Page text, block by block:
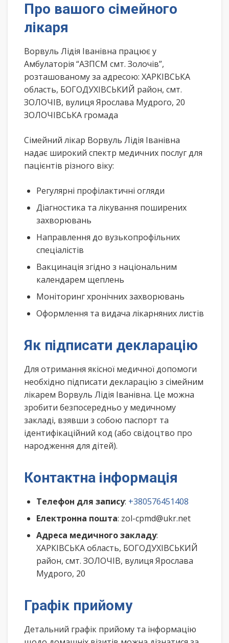
Про вашого сімейного
лікаря
Ворвуль Лідія Іванівна працює у
Амбулаторія “АЗПСМ смт. Золочів”,
розташованому за адресою: ХАРКІВСЬКА
область, БОГОДУХІВСЬКИЙ район, смт.
ЗОЛОЧІВ, вулиця Ярослава Мудрого, 20
ЗОЛОЧІВСЬКА громада
Сімейний лікар Ворвуль Лідія Іванівна
надає широкий спектр медичних послуг для
пацієнтів різного віку:
Регулярні профілактичні огляди
Діагностика та лікування поширених
захворювань
Направлення до вузькопрофільних
спеціалістів
Вакцинація згідно з національним
календарем щеплень
Моніторинг хронічних захворювань
Оформлення та видача лікарняних листів
Як підписати декларацію
Для отримання якісної медичної допомоги
необхідно підписати декларацію з сімейним
лікарем Ворвуль Лідія Іванівна. Це можна
зробити безпосередньо у медичному
закладі, взявши з собою паспорт та
ідентифікаційний код (або свідоцтво про
народження для дітей).
Контактна інформація
Телефон для запису: +380576451408
Електронна пошта: zol-cpmd@ukr.net
Адреса медичного закладу:
ХАРКІВСЬКА область, БОГОДУХІВСЬКИЙ
район, смт. ЗОЛОЧІВ, вулиця Ярослава
Мудрого, 20
Графік прийому
Детальний графік прийому та інформацію